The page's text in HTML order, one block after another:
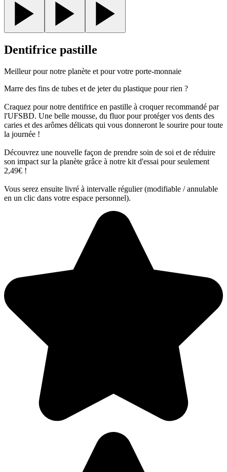
Dentifrice pastille
Meilleur pour notre planète et pour votre porte-monnaie
Marre des fins de tubes et de jeter du plastique pour rien ?
Craquez pour notre dentifrice en pastille à croquer recommandé par
l'UFSBD. Une belle mousse, du fluor pour protéger vos dents des
caries et des arômes délicats qui vous donneront le sourire pour toute
la journée !
Découvrez une nouvelle façon de prendre soin de soi et de réduire
son impact sur la planète grâce à notre kit d'essai pour seulement
2,49€ !
Vous serez ensuite livré à intervalle régulier (modifiable / annulable
en un clic dans votre espace personnel).